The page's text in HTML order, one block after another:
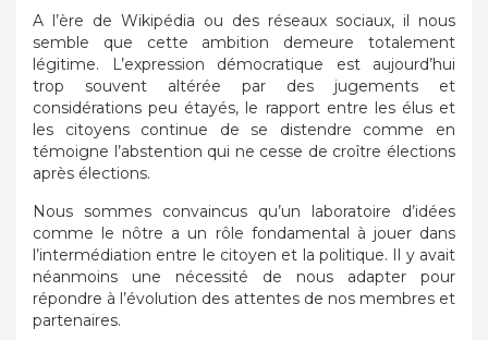
A l’ère de Wikipédia ou des réseaux sociaux, il nous
semble que cette ambition demeure totalement
légitime. L’expression démocratique est aujourd’hui
trop souvent altérée par des jugements et
considérations peu étayés, le rapport entre les élus et
les citoyens continue de se distendre comme en
témoigne l’abstention qui ne cesse de croître élections
après élections.
Nous sommes convaincus qu’un laboratoire d’idées
comme le nôtre a un rôle fondamental à jouer dans
l’intermédiation entre le citoyen et la politique. Il y avait
néanmoins une nécessité de nous adapter pour
répondre à l’évolution des attentes de nos membres et
partenaires.